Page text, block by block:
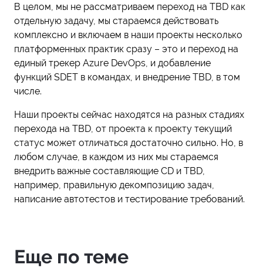
В целом, мы не рассматриваем переход на TBD как
отдельную задачу, мы стараемся действовать
комплексно и включаем в наши проекты несколько
платформенных практик сразу – это и переход на
единый трекер Azure DevOps, и добавление
функций SDET в командах, и внедрение TBD, в том
числе.
Наши проекты сейчас находятся на разных стадиях
перехода на TBD, от проекта к проекту текущий
статус может отличаться достаточно сильно. Но, в
любом случае, в каждом из них мы стараемся
внедрить важные составляющие CD и TBD,
например, правильную декомпозицию задач,
написание автотестов и тестирование требований.
Еще по теме